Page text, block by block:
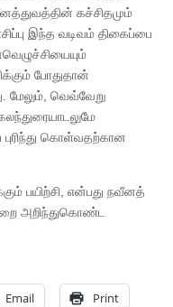
கச்சிதமும்
இந்த வடிவம் திகைப்பை
போதுதான்
மேலும், வெவ்வேறு
புரிந்து கொள்வதற்கான
பயிற்சி, என்பது நவீனத்
அறிந்துகொண்ட
Email Print